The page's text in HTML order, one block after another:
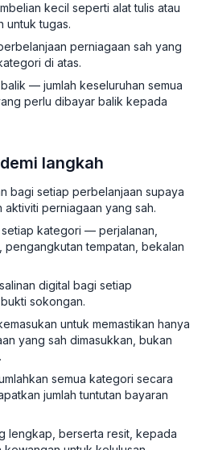
kecil seperti alat tulis atau
untuk tugas.
perniagaan sah yang
di atas.
— jumlah keseluruhan semua
perlu dibayar balik kepada
langkah
bagi setiap perbelanjaan supaya
perniagaan yang sah.
kategori — perjalanan,
pengangkutan tempatan, bekalan
digital bagi setiap
sokongan.
untuk memastikan hanya
yang sah dimasukkan, bukan
semua kategori secara
jumlah tuntutan bayaran
lengkap, berserta resit, kepada